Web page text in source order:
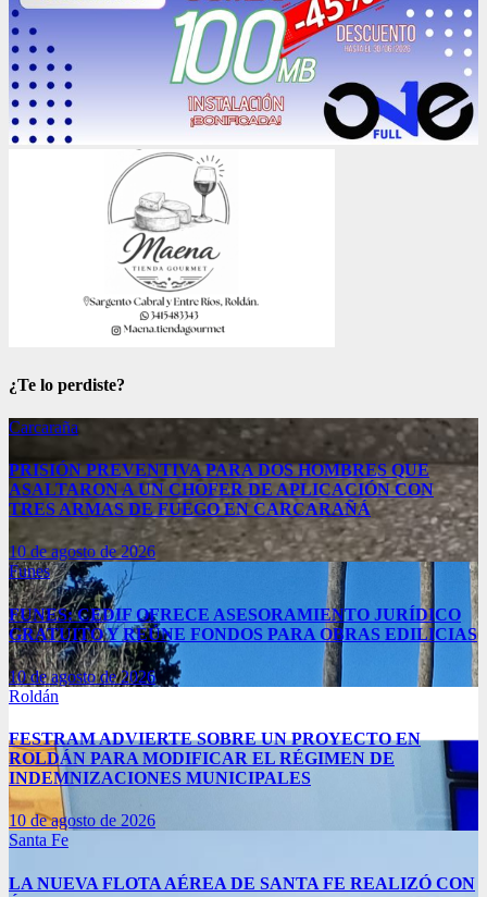
¿Te lo perdiste?
Carcaraña
PRISIÓN PREVENTIVA PARA DOS HOMBRES QUE
ASALTARON A UN CHOFER DE APLICACIÓN CON
TRES ARMAS DE FUEGO EN CARCARAÑÁ
10 de agosto de 2026
Funes
FUNES: CEDIF OFRECE ASESORAMIENTO JURÍDICO
GRATUITO Y REÚNE FONDOS PARA OBRAS EDILICIAS
10 de agosto de 2026
Roldán
FESTRAM ADVIERTE SOBRE UN PROYECTO EN
ROLDÁN PARA MODIFICAR EL RÉGIMEN DE
INDEMNIZACIONES MUNICIPALES
10 de agosto de 2026
Santa Fe
LA NUEVA FLOTA AÉREA DE SANTA FE REALIZÓ CON